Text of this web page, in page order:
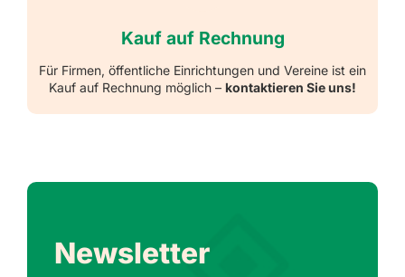
Kauf auf Rechnung
Für Firmen, öffentliche Einrichtungen und Vereine ist ein
Kauf auf Rechnung möglich – kontaktieren Sie uns!
Newsletter